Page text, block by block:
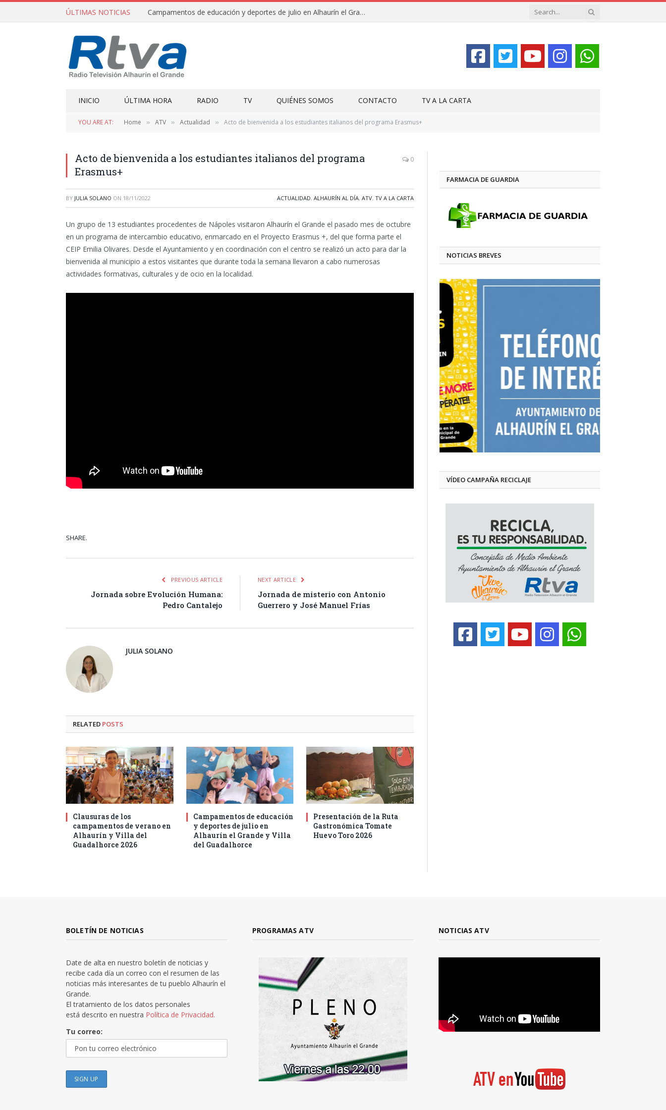
ÚLTIMAS NOTICIAS Campamentos de educación y deportes de julio en Alhaurín el Grande y Villa del Guadalhorce
INICIO ÚLTIMA HORA RADIO TV QUIÉNES SOMOS CONTACTO TV A LA CARTA
YOU ARE AT: Home » ATV » Actualidad » Acto de bienvenida a los estudiantes italianos del programa Erasmus+
Acto de bienvenida a los estudiantes italianos del programa
Erasmus+
0
BY JULIA SOLANO ON 18/11/2022 ACTUALIDAD, ALHAURÍN AL DÍA, ATV, TV A LA CARTA
Un grupo de 13 estudiantes procedentes de Nápoles visitaron Alhaurín el Grande el pasado mes de octubre
en un programa de intercambio educativo, enmarcado en el Proyecto Erasmus +, del que forma parte el
CEIP Emilia Olivares. Desde el Ayuntamiento y en coordinación con el centro se realizó un acto para dar la
bienvenida al municipio a estos visitantes que durante toda la semana llevaron a cabo numerosas
actividades formativas, culturales y de ocio en la localidad.
SHARE.
PREVIOUS ARTICLE
Jornada sobre Evolución Humana:
Pedro Cantalejo
NEXT ARTICLE
Jornada de misterio con Antonio
Guerrero y José Manuel Frías
JULIA SOLANO
RELATED POSTS
Clausuras de los
campamentos de verano en
Alhaurín y Villa del
Guadalhorce 2026
Campamentos de educación
y deportes de julio en
Alhaurín el Grande y Villa
del Guadalhorce
Presentación de la Ruta
Gastronómica Tomate
Huevo Toro 2026
FARMACIA DE GUARDIA
NOTICIAS BREVES
VÍDEO CAMPAÑA RECICLAJE
BOLETÍN DE NOTICIAS
Date de alta en nuestro boletín de noticias y
recibe cada día un correo con el resumen de las
noticias más interesantes de tu pueblo Alhaurín el
Grande.
El tratamiento de los datos personales
está descrito en nuestra Política de Privacidad.
Tu correo:
PROGRAMAS ATV NOTICIAS ATV